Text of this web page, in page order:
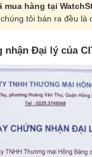
mua hàng tại
tôi bán ra đều là
nhận Đại lý của